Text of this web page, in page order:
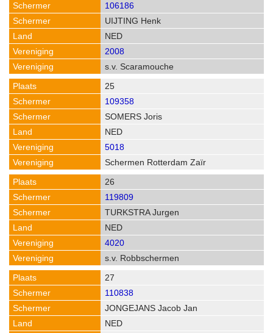
106186
UIJTING Henk
NED
2008
s.v. Scaramouche
25
109358
SOMERS Joris
NED
5018
Schermen Rotterdam Zaïr
26
119809
TURKSTRA Jurgen
NED
4020
s.v. Robbschermen
27
110838
JONGEJANS Jacob Jan
NED